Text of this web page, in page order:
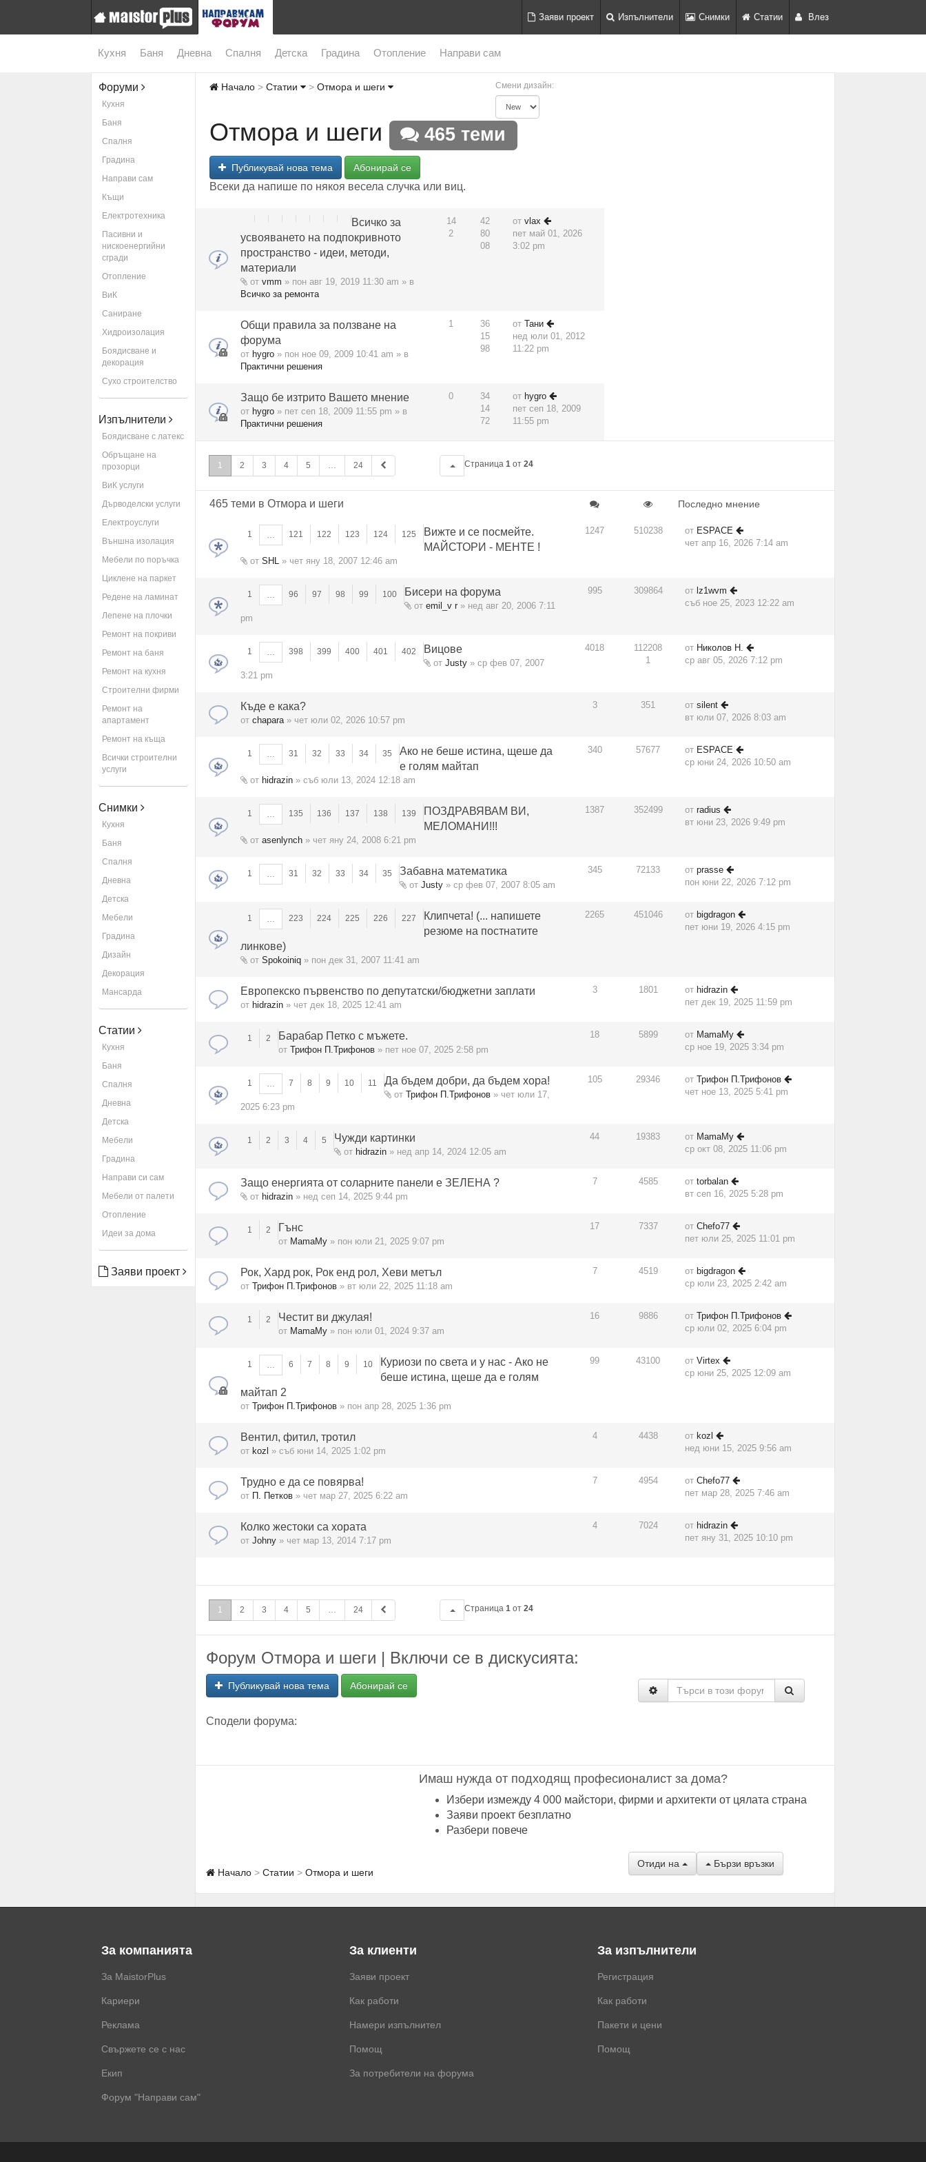
Заяви проект Изпълнители Снимки Статии Влез
Кухня Баня Дневна Спалня Детска Градина Отопление Направи сам
Форуми
Кухня
Баня
Спалня
Градина
Направи сам
Къщи
Електротехника
Пасивни и
нискоенергийни
сгради
Отопление
ВиК
Саниране
Хидроизолация
Боядисване и
декорация
Сухо строителство
Изпълнители
Боядисване с латекс
Обръщане на
прозорци
ВиК услуги
Дърводелски услуги
Електроуслуги
Външна изолация
Мебели по поръчка
Циклене на паркет
Редене на ламинат
Лепене на плочки
Ремонт на покриви
Ремонт на баня
Ремонт на кухня
Строителни фирми
Ремонт на
апартамент
Ремонт на къща
Всички строителни
услуги
Снимки
Кухня
Баня
Спалня
Дневна
Детска
Мебели
Градина
Дизайн
Декорация
Мансарда
Статии
Кухня
Баня
Спалня
Дневна
Детска
Мебели
Градина
Направи си сам
Мебели от палети
Отопление
Идеи за дома
Заяви проект
Начало Статии Отмора и шеги Смени дизайн:
Отмора и шеги 465 теми
Публикувай нова тема Абонирай се
Всеки да напише по някоя весела случка или виц.
Всичко за
усвояването на подпокривното
пространство - идеи, методи,
материали
отvmm » пон авг 19, 2019 11:30 am » в
Всичко за ремонта
14
2
42
80
08
отvlax
пет май 01, 2026
3:02 pm
Общи правила за ползване на
форума
от hygro » пон ное 09, 2009 10:41 am » в
Практични решения
1
36
15
98
отТани
нед юли 01, 2012
11:22 pm
Защо бе изтрито Вашето мнение
от hygro » пет сеп 18, 2009 11:55 pm » в
Практични решения
0
34
14
72
от hygro
пет сеп 18, 2009
11:55 pm
1 2 3 4 5 … 24 Страница 1от 24
465 теми в Отмора и шеги Последно мнение
1 … 121 122 123 124 125
Вижте и се посмейте.
МАЙСТОРИ - МЕНТЕ !
отSHL » чет яну 18, 2007 12:46 am
1247 510238 от ESPACE
чет апр 16, 2026 7:14 am
1 … 96 97 98 99 100 Бисери на форума
отemil_v r » нед авг 20, 2006 7:11
pm
995 309864 от lz1wvm
съб ное 25, 2023 12:22 am
1 … 398 399 400 401 402 Вицове
отJusty » ср фев 07, 2007
3:21 pm
4018
112208
1
от Николов Н.
ср авг 05, 2026 7:12 pm
Къде е кака?
отchapara» чет юли 02, 2026 10:57 pm
3 351 отsilent
вт юли 07, 2026 8:03 am
1 … 31 32 33 34 35
Ако не беше истина, щеше да
е голям майтап
от hidrazin » съб юли 13, 2024 12:18 am
340 57677 от ESPACE
ср юни 24, 2026 10:50 am
1 … 135 136 137 138 139
ПОЗДРАВЯВАМ ВИ,
МЕЛОМАНИ!!!
отasenlynch » чет яну 24, 2008 6:21 pm
1387 352499 отradius
вт юни 23, 2026 9:49 pm
1 … 31 32 33 34 35 Забавна математика
отJusty » ср фев 07, 2007 8:05 am
345 72133 отprasse
пон юни 22, 2026 7:12 pm
1 … 223 224 225 226 227
Клипчета! (... напишете
резюме на постнатите
линкове)
отSpokoiniq » пон дек 31, 2007 11:41 am
2265 451046 от bigdragon
пет юни 19, 2026 4:15 pm
Европекско първенство по депутатски/бюджетни заплати
от hidrazin » чет дек 18, 2025 12:41 am
3 1801 от hidrazin
пет дек 19, 2025 11:59 pm
1 2 Барабар Петко с мъжете.
отТрифон П.Трифонов » пет ное 07, 2025 2:58 pm
18 5899 от MamaMy
ср ное 19, 2025 3:34 pm
1 … 7 8 9 10 11 Да бъдем добри, да бъдем хора!
отТрифон П.Трифонов » чет юли 17,
2025 6:23 pm
105 29346 отТрифон П.Трифонов
чет ное 13, 2025 5:41 pm
1 2 3 4 5 Чужди картинки
от hidrazin » нед апр 14, 2024 12:05 am
44 19383 от MamaMy
ср окт 08, 2025 11:06 pm
Защо енергията от соларните панели е ЗЕЛЕНА ?
от hidrazin » нед сеп 14, 2025 9:44 pm
7 4585 отtorbalan
вт сеп 16, 2025 5:28 pm
1 2 Гънс
от MamaMy » пон юли 21, 2025 9:07 pm
17 7337 отChefo77
пет юли 25, 2025 11:01 pm
Рок, Хард рок, Рок енд рол, Хеви метъл
отТрифон П.Трифонов » вт юли 22, 2025 11:18 am
7 4519 от bigdragon
ср юли 23, 2025 2:42 am
1 2 Честит ви джулая!
от MamaMy » пон юли 01, 2024 9:37 am
16 9886 отТрифон П.Трифонов
ср юли 02, 2025 6:04 pm
1 … 6 7 8 9 10
Куриози по света и у нас - Ако не
беше истина, щеше да е голям
майтап 2
отТрифон П.Трифонов » пон апр 28, 2025 1:36 pm
99 43100 отVirtex
ср юни 25, 2025 12:09 am
Вентил, фитил, тротил
от kozl » съб юни 14, 2025 1:02 pm
4 4438 от kozl
нед юни 15, 2025 9:56 am
Трудно е да се повярва!
от П. Петков » чет мар 27, 2025 6:22 am
7 4954 отChefo77
пет мар 28, 2025 7:46 am
Колко жестоки са хората
отJohny » чет мар 13, 2014 7:17 pm
4 7024 от hidrazin
пет яну 31, 2025 10:10 pm
1 2 3 4 5 … 24 Страница 1от 24
Форум Отмора и шеги | Включи се в дискусията:
Публикувай нова тема Абонирай се
Сподели форума:
Имаш нужда от подходящ професионалист за дома?
Избери измежду 4 000 майстори, фирми и архитекти от цялата страна
Заяви проект безплатно
Разбери повече
Начало Статии Отмора и шеги
Отиди на Бързи връзки
За компанията
За MaistorPlus
Кариери
Реклама
Свържете се с нас
Екип
Форум "Направи сам"
За клиенти
Заяви проект
Как работи
Намери изпълнител
Помощ
За потребители на форума
За изпълнители
Регистрация
Как работи
Пакети и цени
Помощ